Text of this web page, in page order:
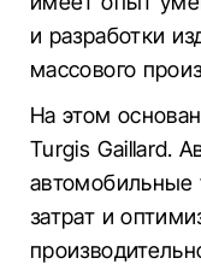
и разработки
массового
На этом
Turgis Gaillard.
автомобильные
затрат и